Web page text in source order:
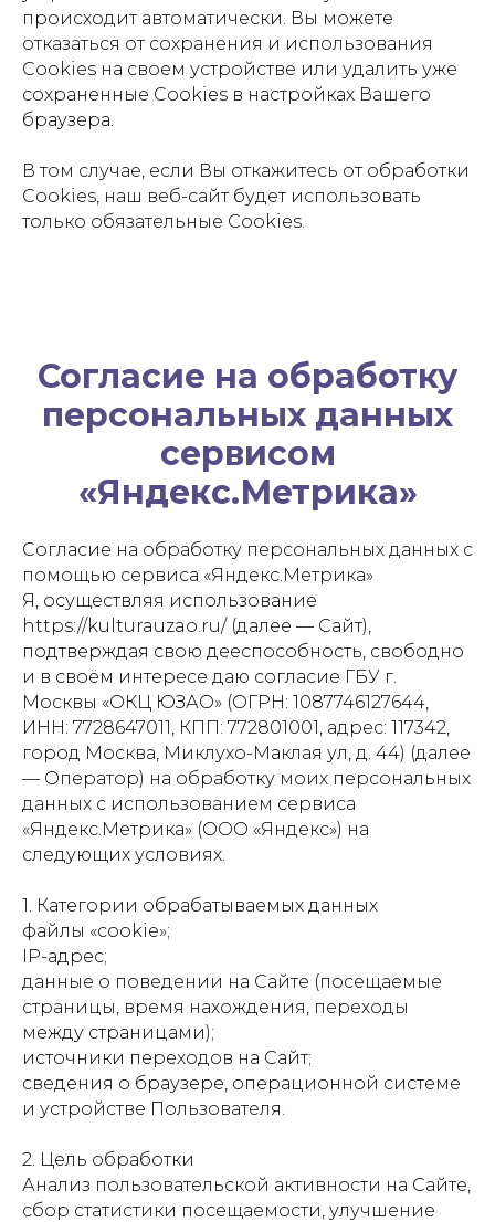
происходит автоматически. Вы можете
отказаться от сохранения и использования
Cookies на своем устройстве или удалить уже
сохраненные Cookies в настройках Вашего
браузера.
В том случае, если Вы откажитесь от обработки
Cookies, наш веб-сайт будет использовать
только обязательные Cookies.
Согласие на обработку
персональных данных
сервисом
«Яндекс.Метрика»
Согласие на обработку персональных данных с
помощью сервиса «Яндекс.Метрика»
Я, осуществляя использование
https://kulturauzao.ru/ (далее — Сайт),
подтверждая свою дееспособность, свободно
и в своём интересе даю согласие ГБУ г.
Москвы «ОКЦ ЮЗАО» (ОГРН: 1087746127644,
ИНН: 7728647011, КПП: 772801001, адрес: 117342,
город Москва, Миклухо-Маклая ул, д. 44) (далее
— Оператор) на обработку моих персональных
данных с использованием сервиса
«Яндекс.Метрика» (ООО «Яндекс») на
следующих условиях.
1. Категории обрабатываемых данных
файлы «cookie»;
IP-адрес;
данные о поведении на Сайте (посещаемые
страницы, время нахождения, переходы
между страницами);
источники переходов на Сайт;
сведения о браузере, операционной системе
и устройстве Пользователя.
2. Цель обработки
Анализ пользовательской активности на Сайте,
сбор статистики посещаемости, улучшение